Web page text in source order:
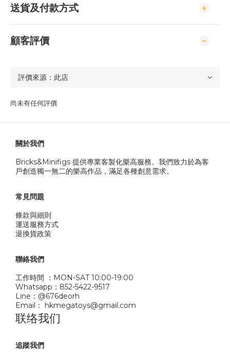
送貨及付款方式
顧客評價
尚未有任何評價
關於我們
Bricks&Minifigs 提供專業客製化樂高服務。我們致力於為客
戶創造獨一無二的樂高作品，滿足各種創意需求。
常見問題
條款與細則
運送服務方式
退換貨政策
聯絡我們
工作時間 ：MON-SAT 10:00-19:00
Whatsapp：852-5422-9517
Line：@676deorh
Email： hkmegatoys@gmail.com
联络我们
追蹤我們